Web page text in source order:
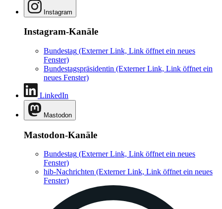
Instagram
Instagram-Kanäle
Bundestag (Externer Link, Link öffnet ein neues
Fenster)
Bundestagspräsidentin (Externer Link, Link öffnet ein
neues Fenster)
LinkedIn
Mastodon
Mastodon-Kanäle
Bundestag (Externer Link, Link öffnet ein neues
Fenster)
hib-Nachrichten (Externer Link, Link öffnet ein neues
Fenster)